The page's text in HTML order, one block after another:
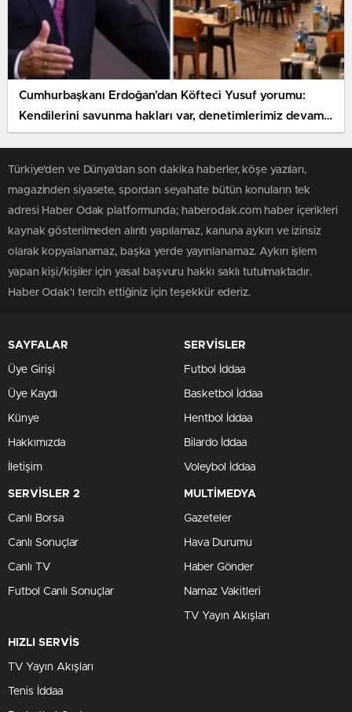
Cumhurbaşkanı Erdoğan’dan Köfteci Yusuf yorumu:
Kendilerini savunma hakları var, denetimlerimiz devam
edecek
Türkiye'den ve Dünya’dan son dakika haberler, köşe yazıları,
magazinden siyasete, spordan seyahate bütün konuların tek
adresi Haber Odak platformunda; haberodak.com haber içerikleri
kaynak gösterilmeden alıntı yapılamaz, kanuna aykırı ve izinsiz
olarak kopyalanamaz, başka yerde yayınlanamaz. Aykırı işlem
yapan kişi/kişiler için yasal başvuru hakkı saklı tutulmaktadır.
Haber Odak'ı tercih ettiğiniz için teşekkür ederiz.
SAYFALAR
Üye Girişi
Üye Kaydı
Künye
Hakkımızda
İletişim
SERVİSLER
Futbol İddaa
Basketbol İddaa
Hentbol İddaa
Bilardo İddaa
Voleybol İddaa
SERVİSLER 2
Canlı Borsa
Canlı Sonuçlar
Canlı TV
Futbol Canlı Sonuçlar
MULTİMEDYA
Gazeteler
Hava Durumu
Haber Gönder
Namaz Vakitleri
TV Yayın Akışları
HIZLI SERVİS
TV Yayın Akışları
Tenis İddaa